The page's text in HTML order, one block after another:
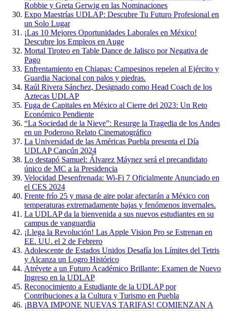
Robbie y Greta Gerwig en las Nominaciones
Expo Maestrías UDLAP: Descubre Tu Futuro Profesional en
un Solo Lugar
¡Las 10 Mejores Oportunidades Laborales en México!
Descubre los Empleos en Auge
Mortal Tiroteo en Table Dance de Jalisco por Negativa de
Pago
Enfrentamiento en Chiapas: Campesinos repelen al Ejército y
Guardia Nacional con palos y piedras.
Raúl Rivera Sánchez, Designado como Head Coach de los
Aztecas UDLAP
Fuga de Capitales en México al Cierre del 2023: Un Reto
Económico Pendiente
“La Sociedad de la Nieve”: Resurge la Tragedia de los Andes
en un Poderoso Relato Cinematográfico
La Universidad de las Américas Puebla presenta el Día
UDLAP Cancún 2024
Lo destapó Samuel: Álvarez Máynez será el precandidato
único de MC a la Presidencia
Velocidad Desenfrenada: Wi-Fi 7 Oficialmente Anunciado en
el CES 2024
Frente frío 25 y masa de aire polar afectarán a México con
temperaturas extremadamente bajas y fenómenos invernales.
La UDLAP da la bienvenida a sus nuevos estudiantes en su
campus de vanguardia
¡Llega la Revolución! Las Apple Vision Pro se Estrenan en
EE. UU. el 2 de Febrero
Adolescente de Estados Unidos Desafía los Límites del Tetris
y Alcanza un Logro Histórico
Atrévete a un Futuro Académico Brillante: Examen de Nuevo
Ingreso en la UDLAP
Reconocimiento a Estudiante de la UDLAP por
Contribuciones a la Cultura y Turismo en Puebla
¡BBVA IMPONE NUEVAS TARIFAS! COMIENZAN A